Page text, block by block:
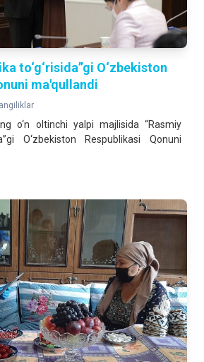
to‘g‘risida”gi O‘zbekiston
ma'qullandi
o‘n oltinchi yalpi majlisida “Rasmiy
O‘zbekiston Respublikasi Qonuni